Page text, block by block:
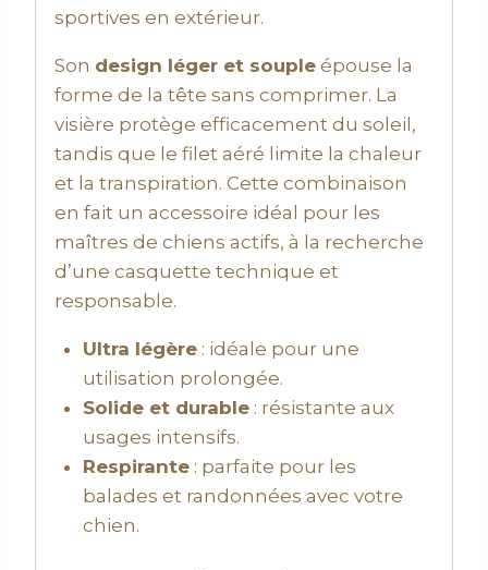
sportives en extérieur.
Son design léger et souple épouse la
forme de la tête sans comprimer. La
visière protège efficacement du soleil,
tandis que le filet aéré limite la chaleur
et la transpiration. Cette combinaison
en fait un accessoire idéal pour les
maîtres de chiens actifs, à la recherche
d’une casquette technique et
responsable.
Ultra légère: idéale pour une
utilisation prolongée.
Solide et durable: résistante aux
usages intensifs.
Respirante: parfaite pour les
balades et randonnées avec votre
chien.